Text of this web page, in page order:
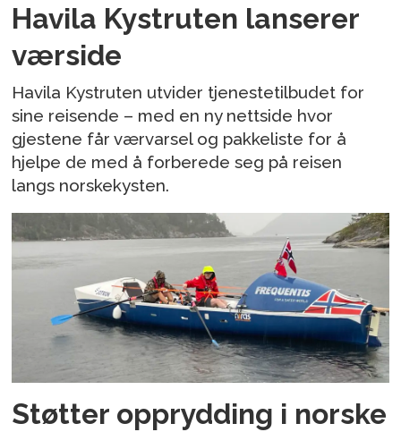
Havila Kystruten lanserer
værside
Havila Kystruten utvider tjenestetilbudet for
sine reisende – med en ny nettside hvor
gjestene får værvarsel og pakkeliste for å
hjelpe de med å forberede seg på reisen
langs norskekysten.
Støtter opprydding i norske